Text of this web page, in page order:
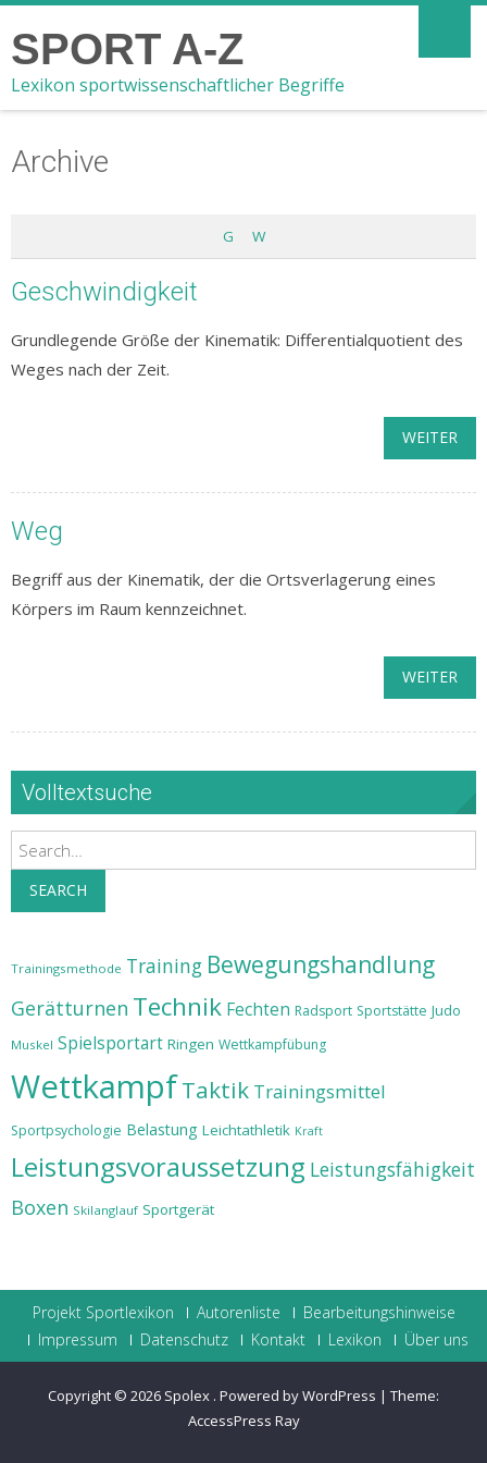
SPORT A-Z
Lexikon sportwissenschaftlicher Begriffe
Archive
G W
Geschwindigkeit
Grundlegende Größe der Kinematik: Differentialquotient des
Weges nach der Zeit.
WEITER
Weg
Begriff aus der Kinematik, der die Ortsverlagerung eines
Körpers im Raum kennzeichnet.
WEITER
Volltextsuche
Search
SEARCH
Trainingsmethode Training Bewegungshandlung
Gerätturnen Technik Fechten Radsport Sportstätte Judo
Muskel Spielsportart Ringen Wettkampfübung
WettkampfTaktik Trainingsmittel
Sportpsychologie Belastung Leichtathletik Kraft
Leistungsvoraussetzung Leistungsfähigkeit
Boxen Skilanglauf Sportgerät
Projekt Sportlexikon Autorenliste
Bearbeitungshinweise
Impressum
Datenschutz Kontakt Lexikon Über uns
Copyright © 2026 Spolex . Powered by WordPress | Theme:
AccessPress Ray